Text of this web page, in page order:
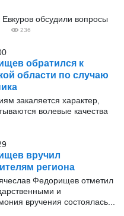
обсудили вопросы
236
обратился к
области по случаю
закаляется характер,
волевые качества
вручил
региона
Федорищев отметил
и
вручения состоялась...